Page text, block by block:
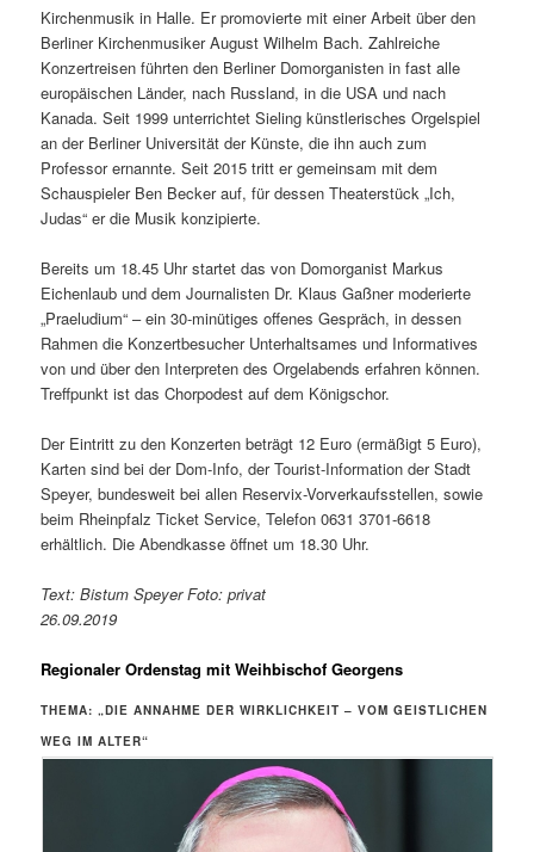
Kirchenmusik in Halle. Er promovierte mit einer Arbeit über den
Berliner Kirchenmusiker August Wilhelm Bach. Zahlreiche
Konzertreisen führten den Berliner Domorganisten in fast alle
europäischen Länder, nach Russland, in die USA und nach
Kanada. Seit 1999 unterrichtet Sieling künstlerisches Orgelspiel
an der Berliner Universität der Künste, die ihn auch zum
Professor ernannte. Seit 2015 tritt er gemeinsam mit dem
Schauspieler Ben Becker auf, für dessen Theaterstück „Ich,
Judas“ er die Musik konzipierte.
Bereits um 18.45 Uhr startet das von Domorganist Markus
Eichenlaub und dem Journalisten Dr. Klaus Gaßner moderierte
„Praeludium“ – ein 30-minütiges offenes Gespräch, in dessen
Rahmen die Konzertbesucher Unterhaltsames und Informatives
von und über den Interpreten des Orgelabends erfahren können.
Treffpunkt ist das Chorpodest auf dem Königschor.
Der Eintritt zu den Konzerten beträgt 12 Euro (ermäßigt 5 Euro),
Karten sind bei der Dom-Info, der Tourist-Information der Stadt
Speyer, bundesweit bei allen Reservix-Vorverkaufsstellen, sowie
beim Rheinpfalz Ticket Service, Telefon 0631 3701-6618
erhältlich. Die Abendkasse öffnet um 18.30 Uhr.
Text: Bistum Speyer Foto: privat
26.09.2019
Regionaler Ordenstag mit Weihbischof Georgens
THEMA: „DIE ANNAHME DER WIRKLICHKEIT – VOM GEISTLICHEN
WEG IM ALTER“